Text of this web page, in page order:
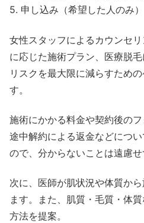
5. 申し込み（希望した人のみ）
女性スタッフによるカウンセ
に応じた施術プラン、医療脱毛
リスクを最大限に減らすため
す。
施術にかかる料金や契約後の
途中解約による返金などにつ
ので、分からないことは遠慮せ
次に、医師が肌状況や体質か
ます。また、肌質・毛質・体
方法を提案。